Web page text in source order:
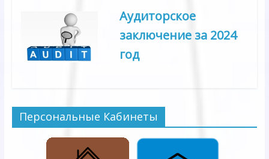
Аудиторское
заключение за 2024
год
Персональные Кабинеты